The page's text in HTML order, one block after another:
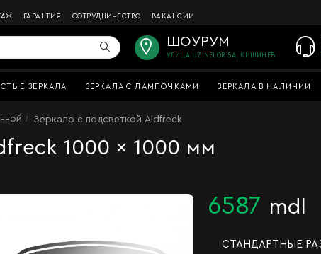
ГАРАНТИЯ СОТРУДНИЧЕСТВО ВАКАНСИИ
ШОУРУМ
УЛИЦА UZINELOR 5A, КИШИНЕВ
ЗЕРКАЛА ЗЕРКАЛА С ЛАМПОЧКАМИ ЗЕРКАЛА В НАЛИЧИИ
Зеркало с подсветкой Aldfreck
1000 x 1000 мм
6587 mdl
СТАНДАРТНЫЕ